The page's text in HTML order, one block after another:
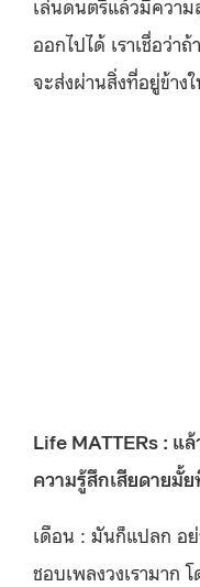
เล่นดนตรีแล้วมีความ
ออกไปได้ เราเชื่อว่
จะส่งผ่านสิ่งที่อยู่ข้าง
Life MATTERs : แ
ความรู้สึกเสียดายมั้ย
เดือน : มันก็แปลก อ
ชอบเพลงวงเรามาก